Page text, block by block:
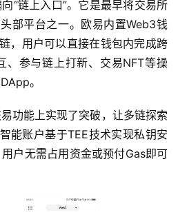
“链上入口”。它是最早将交易所
部平台之一。欧易内置Web3钱
，用户可以直接在钱包内完成跨
、参与链上打新、交易NFT等操
。
功能上实现了突破，让多链探索
能账户基于TEE技术实现私钥安
户无需占用资金或预付Gas即可